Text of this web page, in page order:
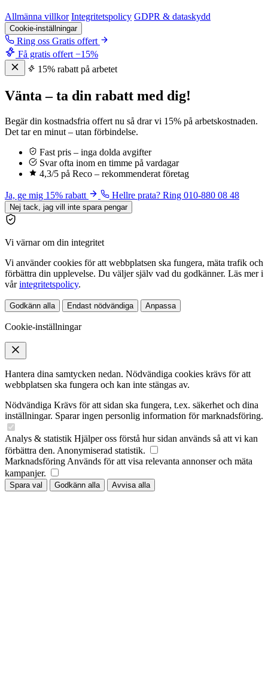
Allmänna villkor Integritetspolicy GDPR & dataskydd
Cookie-inställningar
Ring oss Gratis offert
Få gratis offert −15%
15% rabatt på arbetet
Vänta – ta din rabatt med dig!
Begär din kostnadsfria offert nu så drar vi 15% på arbetskostnaden.
Det tar en minut – utan förbindelse.
Fast pris – inga dolda avgifter
Svar ofta inom en timme på vardagar
4,3/5 på Reco – rekommenderat företag
Ja, ge mig 15% rabatt Hellre prata? Ring 010-880 08 48
Nej tack, jag vill inte spara pengar
Vi värnar om din integritet
Vi använder cookies för att webbplatsen ska fungera, mäta trafik och
förbättra din upplevelse. Du väljer själv vad du godkänner. Läs mer i
vårintegritetspolicy.
Godkänn alla Endast nödvändiga Anpassa
Cookie-inställningar
Hantera dina samtycken nedan. Nödvändiga cookies krävs för att
webbplatsen ska fungera och kan inte stängas av.
Nödvändiga Krävs för att sidan ska fungera, t.ex. säkerhet och dina
inställningar. Sparar ingen personlig information för marknadsföring.
Analys & statistik Hjälper oss förstå hur sidan används så att vi kan
förbättra den. Anonymiserad statistik.
Marknadsföring Används för att visa relevanta annonser och mäta
kampanjer.
Spara val Godkänn alla Avvisa alla